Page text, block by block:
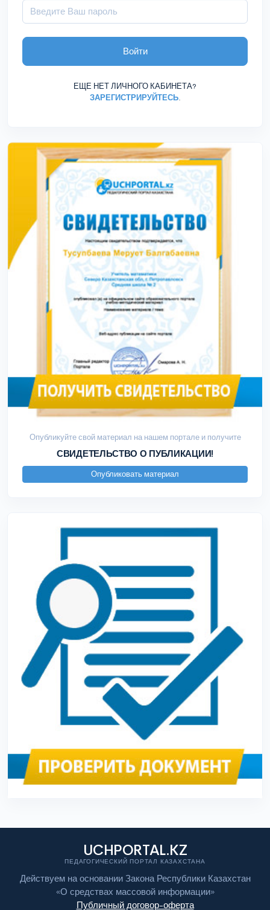
Войти
ЕЩЕ НЕТ ЛИЧНОГО КАБИНЕТА?
ЗАРЕГИСТРИРУЙТЕСЬ.
Опубликуйте свой материал на нашем портале и получите
СВИДЕТЕЛЬСТВО О ПУБЛИКАЦИИ!
Опубликовать материал
UCHPORTAL.KZ
ПЕДАГОГИЧЕСКИЙ ПОРТАЛ КАЗАХСТАНА
Действуем на основании Закона Республики Казахстан
«О средствах массовой информации»
Публичный договор-оферта